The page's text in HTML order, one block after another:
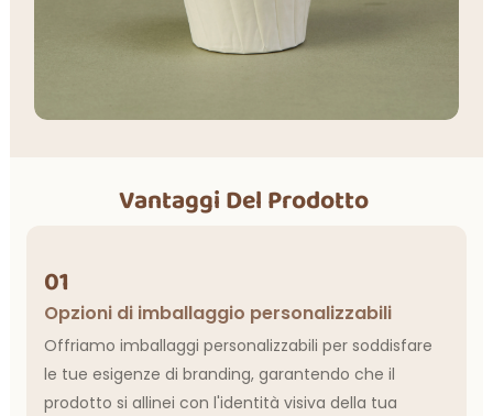
Vantaggi Del Prodotto
01
Opzioni di imballaggio personalizzabili
Offriamo imballaggi personalizzabili per soddisfare
le tue esigenze di branding, garantendo che il
prodotto si allinei con l'identità visiva della tua